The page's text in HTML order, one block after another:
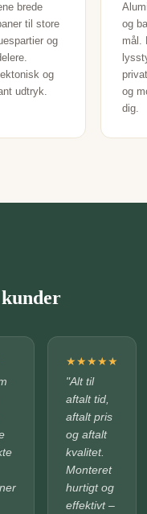
brede
til store
og
og
udtryk.
og
mål.
og
dig.
★★★★★
"Alt til
aftalt tid,
aftalt pris
og aftalt
kvalitet.
Monteret
hurtigt og
effektivt –